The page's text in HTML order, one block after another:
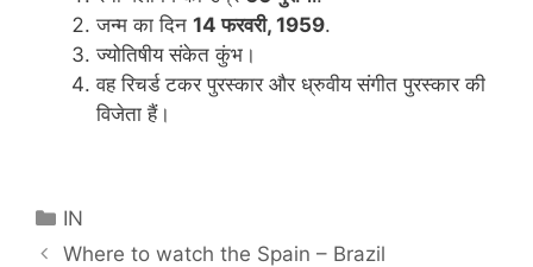
जन्म का दिन 14 फरवरी, 1959.
ज्योतिषीय संकेत कुंभ।
वह रिचर्ड टकर पुरस्कार और ध्रुवीय संगीत पुरस्कार की
विजेता हैं।
Categories
IN
Where to watch the Spain – Brazil